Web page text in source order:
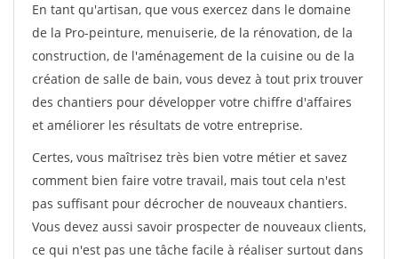
En tant qu'artisan, que vous exercez dans le domaine
de la Pro-peinture, menuiserie, de la rénovation, de la
construction, de l'aménagement de la cuisine ou de la
création de salle de bain, vous devez à tout prix trouver
des chantiers pour développer votre chiffre d'affaires
et améliorer les résultats de votre entreprise.
Certes, vous maîtrisez très bien votre métier et savez
comment bien faire votre travail, mais tout cela n'est
pas suffisant pour décrocher de nouveaux chantiers.
Vous devez aussi savoir prospecter de nouveaux clients,
ce qui n'est pas une tâche facile à réaliser surtout dans